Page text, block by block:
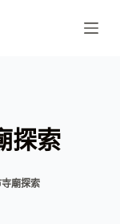
探索
廟探索